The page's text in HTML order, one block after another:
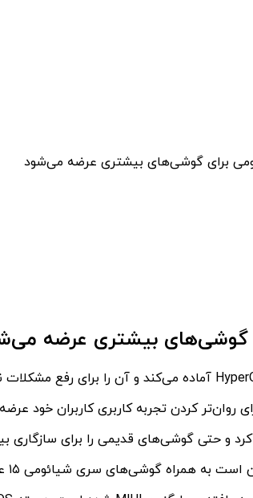
کرد و حتی گوشی‌های قدیمی را برای